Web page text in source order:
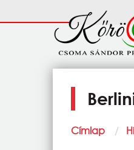
Fő
navigáció
Morzsa
Címlap